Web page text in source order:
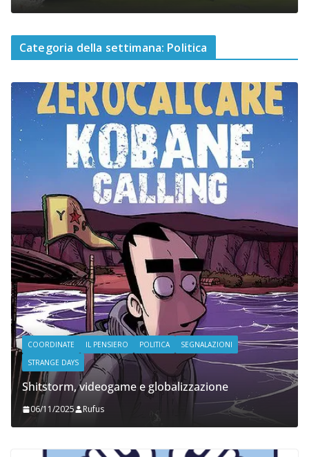
Categoria della settimana: Politica
COORDINATE IL PENSIERO POLITICA
SEGNALAZIONI
STRANGE DAYS
Shitstorm, videogame e globalizzazione
06/11/2025 Rufus